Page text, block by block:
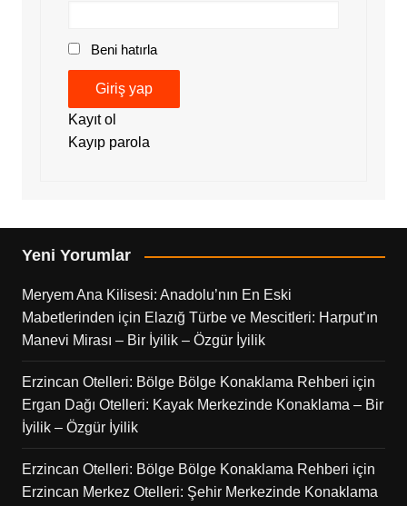
Beni hatırla
Giriş yap
Kayıt ol
Kayıp parola
Yeni Yorumlar
Meryem Ana Kilisesi: Anadolu’nın En Eski
Mabetlerinden için Elazığ Türbe ve Mescitleri: Harput’ın
Manevi Mirası – Bir İyilik – Özgür İyilik
Erzincan Otelleri: Bölge Bölge Konaklama Rehberi için
Ergan Dağı Otelleri: Kayak Merkezinde Konaklama – Bir
İyilik – Özgür İyilik
Erzincan Otelleri: Bölge Bölge Konaklama Rehberi için
Erzincan Merkez Otelleri: Şehir Merkezinde Konaklama